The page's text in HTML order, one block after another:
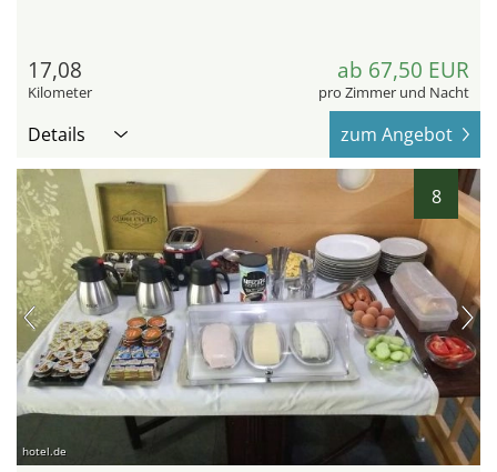
17,08
Kilometer
ab 67,50 EUR
pro Zimmer und Nacht
Details zum Angebot
8
hotel.de